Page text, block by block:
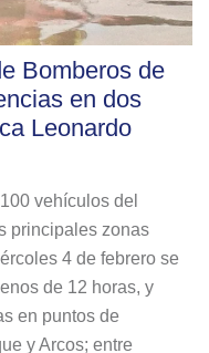
Bomberos de
en dos
Leonardo
vehículos del
principales zonas
4 de febrero se
de 12 horas, y
en puntos de
y Arcos; entre